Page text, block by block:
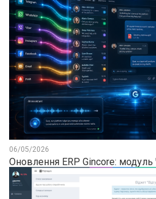
06/05/2026
Оновлення ERP Gincore: модуль